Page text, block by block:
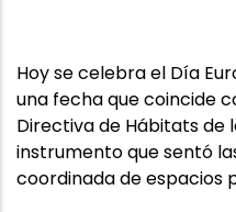
Hoy se celebra el Día
una fecha que coincide
Directiva de Hábitats de
instrumento que sentó
coordinada de espacios